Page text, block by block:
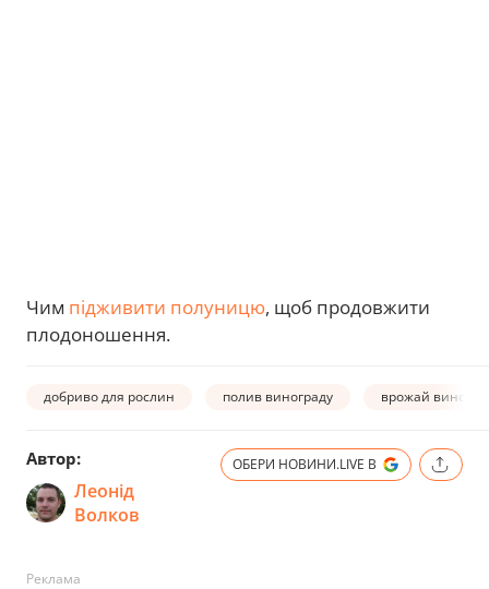
Чим підживити полуницю, щоб продовжити
плодоношення.
добриво для рослин полив винограду врожай
Автор:
Леонід
Волков
ОБЕРИ НОВИНИ.LIVE В
Реклама